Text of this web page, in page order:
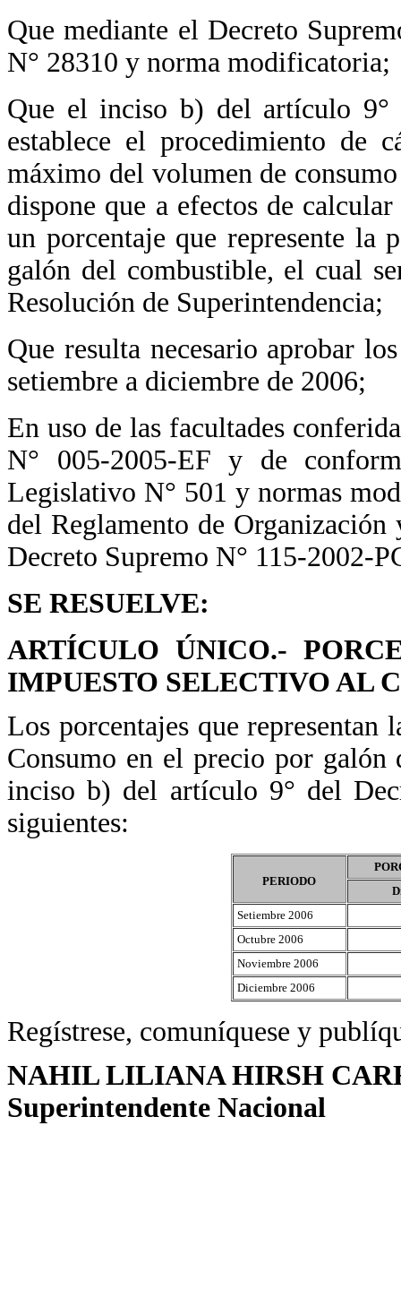
Que mediante el Decreto
N° 28310 y norma modificatoria;
Que el inciso b) del artículo 9°
establece el procedimiento de
máximo del volumen de
dispone que a efectos de
un porcentaje que represente
galón del combustible, el cual
Resolución de Superintendencia;
Que resulta necesario aprobar
setiembre a diciembre de 2006;
En uso de las facultades
N° 005-2005-EF y de
Legislativo N° 501 y normas
del Reglamento de
Decreto Supremo N° 115-2002-
SE RESUELVE:
ARTÍCULO ÚNICO.-
IMPUESTO SELECTIVO AL
Los porcentajes que
Consumo en el precio por galón
inciso b) del artículo 9° del
siguientes:
PERIODO
Setiembre 2006
Octubre 2006
Noviembre 2006
Diciembre 2006
Regístrese, comuníquese y
NAHIL LILIANA HIRSH
Superintendente Nacional